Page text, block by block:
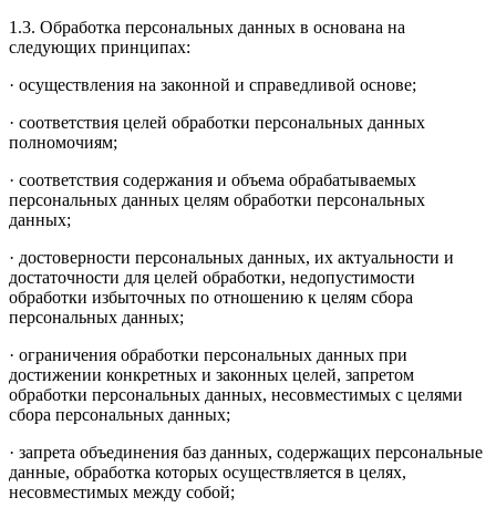
1.3. Обработка персональных данных в основана на
следующих принципах:
· осуществления на законной и справедливой основе;
· соответствия целей обработки персональных данных
полномочиям;
· соответствия содержания и объема обрабатываемых
персональных данных целям обработки персональных
данных;
· достоверности персональных данных, их актуальности и
достаточности для целей обработки, недопустимости
обработки избыточных по отношению к целям сбора
персональных данных;
· ограничения обработки персональных данных при
достижении конкретных и законных целей, запретом
обработки персональных данных, несовместимых с целями
сбора персональных данных;
· запрета объединения баз данных, содержащих персональные
данные, обработка которых осуществляется в целях,
несовместимых между собой;